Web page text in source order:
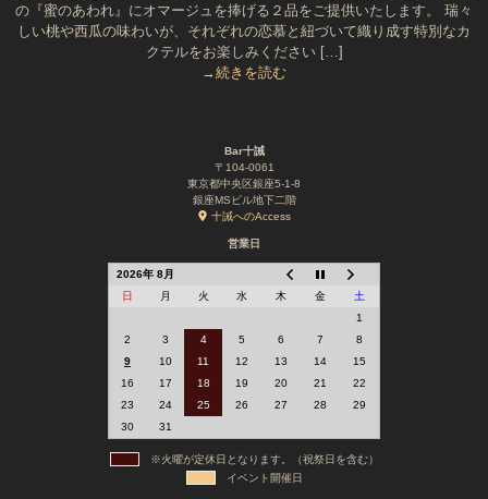
の『蜜のあわれ』にオマージュを捧げる２品をご提供いたします。 瑞々
しい桃や西瓜の味わいが、それぞれの恋慕と紐づいて織り成す特別なカ
クテルをお楽しみください […]
→続きを読む
Bar十誡
〒104-0061
東京都中央区銀座5-1-8
銀座MSビル地下二階
十誡へのAccess
営業日
2026年 8月
日
月 火 水 木 金
土
1
2
3 4 5 6 7
8
9
10 11 12 13 14
15
16
17 18 19 20 21
22
23
24 25 26 27 28
29
30
31
※火曜が定休日となります。（祝祭日を含む）
イベント開催日